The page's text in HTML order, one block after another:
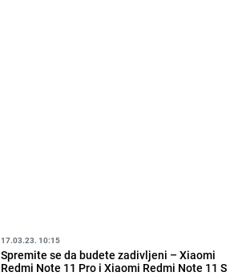
17.03.23. 10:15
Spremite se da budete zadivljeni – Xiaomi
Redmi Note 11 Pro i Xiaomi Redmi Note 11 S